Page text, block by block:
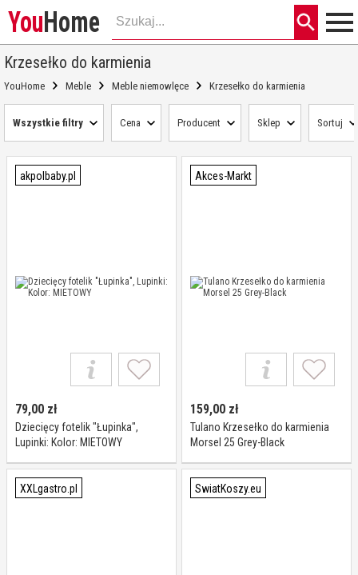
YouHome
Krzesełko do karmienia
YouHome Meble Meble niemowlęce Krzesełko do karmienia
Wszystkie filtry Cena Producent Sklep Sortuj
akpolbaby.pl
79,00 zł
Dziecięcy fotelik "Łupinka",
Lupinki: Kolor: MIETOWY
Akces-Markt
159,00 zł
Tulano Krzesełko do karmienia
Morsel 25 Grey-Black
XXLgastro.pl SwiatKoszy.eu